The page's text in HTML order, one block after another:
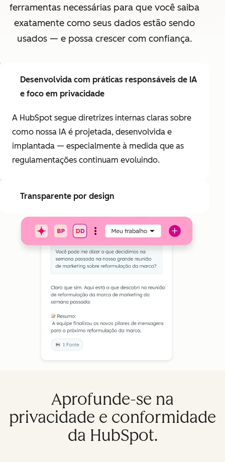
ferramentas necessárias para que você saiba
exatamente como seus dados estão sendo
usados — e possa crescer com confiança.
Desenvolvida com práticas responsáveis de IA
e foco em privacidade
A HubSpot segue diretrizes internas claras sobre
como nossa IA é projetada, desenvolvida e
implantada — especialmente à medida que as
regulamentações continuam evoluindo.
Transparente por design
Aprofunde-se na
privacidade e conformidade
da HubSpot.